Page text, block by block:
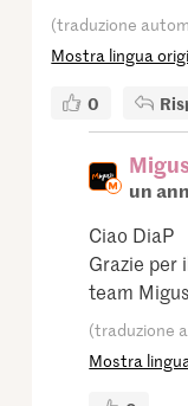
(traduzione
Mostra lingua
0
un
Ciao DiaP
Grazie per
team
(traduzione
Mostra